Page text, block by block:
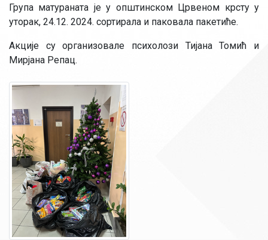
Група матураната је у општинском Црвеном крсту у
уторак, 24.12. 2024. сортирала и паковала пакетиће.
Акције су организовале психолози Тијана Томић и
Мирјана Репац.